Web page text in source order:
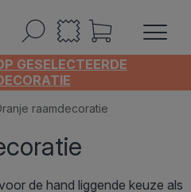
GESELECTEERDE
raamdecoratie
de hand liggende keuze als